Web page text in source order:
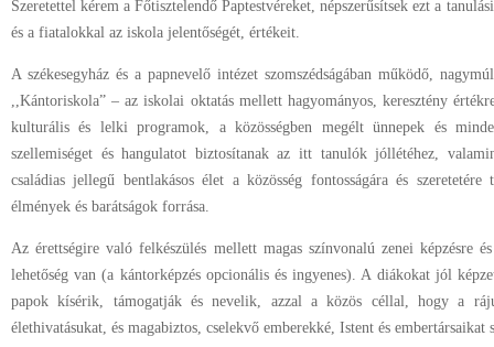
Szeretettel kérem a Főtisztelendő Paptestvéreket, népszerűsítsek ezt a
és a fiatalokkal az iskola jelentőségét, értékeit.
A székesegyház és a papnevelő intézet szomszédságában működő,
,,Kántoriskola” – az iskolai oktatás mellett hagyományos, keresztény
kulturális és lelki programok, a közösségben megélt ünnepek és
szellemiséget és hangulatot biztosítanak az itt tanulók jóllétéhez,
családias jellegű bentlakásos élet a közösség fontosságára és
élmények és barátságok forrása.
Az érettségire való felkészülés mellett magas színvonalú zenei képzésre
lehetőség van (a kántorképzés opcionális és ingyenes). A diákokat jól
papok kísérik, támogatják és nevelik, azzal a közös céllal, hogy a
élethivatásukat, és magabiztos, cselekvő emberekké, Istent és